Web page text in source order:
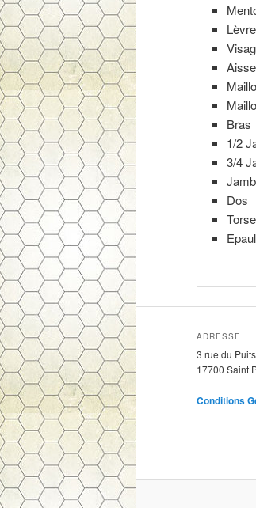
1/
3/
ADRESSE
3 rue du
17700 Saint
Conditions